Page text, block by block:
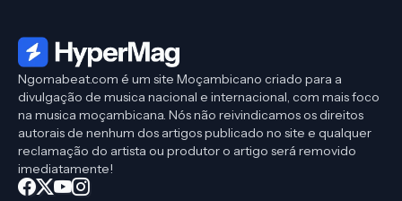
Ngomabeat.com é um site Moçambicano criado para a
divulgação de musica nacional e internacional, com mais foco
na musica moçambicana. Nós não reivindicamos os direitos
autorais de nenhum dos artigos publicado no site e qualquer
reclamação do artista ou produtor o artigo será removido
imediatamente!